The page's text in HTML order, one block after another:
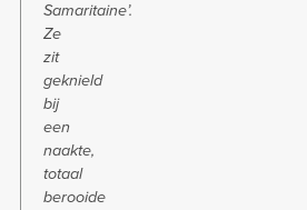
Samaritaine’.
Ze
zit
geknield
bij
een
naakte,
totaal
berooide